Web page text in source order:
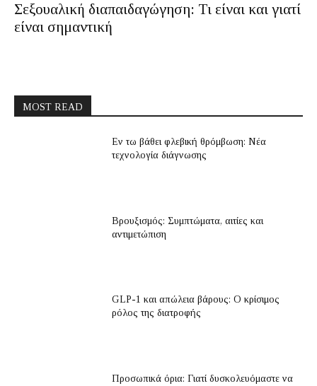
Σεξουαλική διαπαιδαγώγηση: Τι είναι και γιατί
είναι σημαντική
MOST READ
Εν τω βάθει φλεβική θρόμβωση: Νέα
τεχνολογία διάγνωσης
Βρουξισμός: Συμπτώματα, αιτίες και
αντιμετώπιση
GLP-1 και απώλεια βάρους: Ο κρίσιμος
ρόλος της διατροφής
Προσωπικά όρια: Γιατί δυσκολευόμαστε να